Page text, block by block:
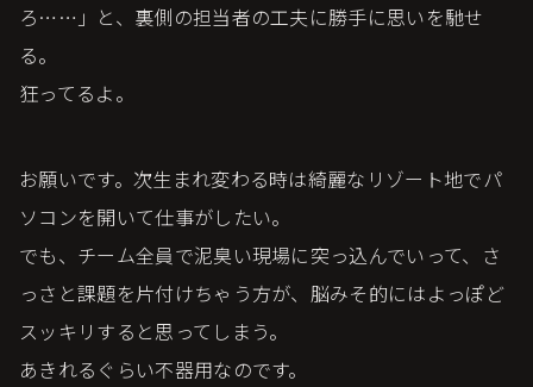
ろ……」と、裏側の担当者の工夫に勝手に思いを馳せ
る。
狂ってるよ。
お願いです。次生まれ変わる時は綺麗なリゾート地でパ
ソコンを開いて仕事がしたい。
でも、チーム全員で泥臭い現場に突っ込んでいって、さ
っさと課題を片付けちゃう方が、脳みそ的にはよっぽど
スッキリすると思ってしまう。
あきれるぐらい不器用なのです。